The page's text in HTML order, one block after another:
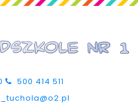
500 414 511